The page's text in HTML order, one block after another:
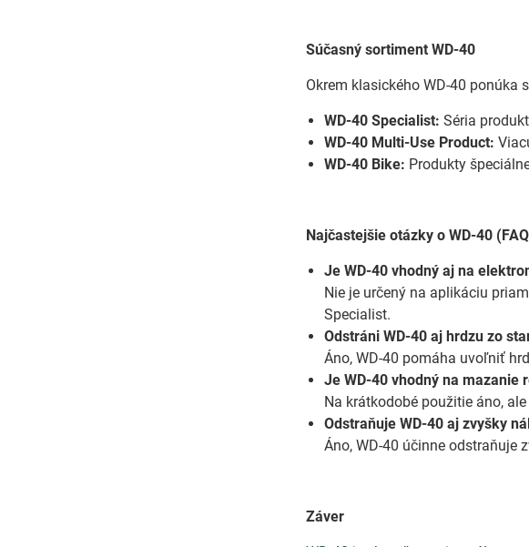
Súčasný sortiment WD-40
Okrem klasického WD-40 ponúka
WD-40 Specialist: Séria
WD-40 Multi-Use Product:
WD-40 Bike: Produkty
Najčastejšie otázky o WD-40
Je WD-40 vhodný aj na
Nie je určený na aplikáciu
Specialist.
Odstráni WD-40 aj hrdzu zo
Áno, WD-40 pomáha uvoľniť
Je WD-40 vhodný na mazanie
Na krátkodobé použitie áno,
Odstraňuje WD-40 aj zvyšky
Áno, WD-40 účinne odstraňuje
Záver